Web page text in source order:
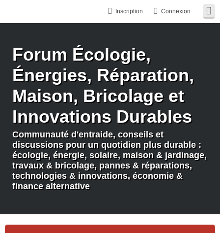
Connexion
Inscription
Forum Écologie,
Énergies, Réparation,
Maison, Bricolage et
Innovations Durables
Communauté d'entraide, conseils et
discussions pour un quotidien plus durable :
écologie, énergie, solaire, maison & jardinage,
travaux & bricolage, pannes & réparations,
technologies & innovations, économie &
finance alternative